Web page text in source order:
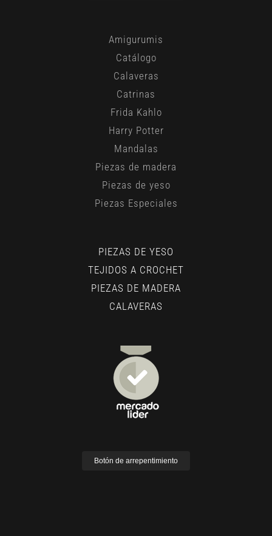
Amigurumis
Catálogo
Calaveras
Catrinas
Frida Kahlo
Harry Potter
Mandalas
Piezas de madera
Piezas de yeso
Piezas Especiales
PIEZAS DE YESO
TEJIDOS A CROCHET
PIEZAS DE MADERA
CALAVERAS
Botón de arrepentimiento